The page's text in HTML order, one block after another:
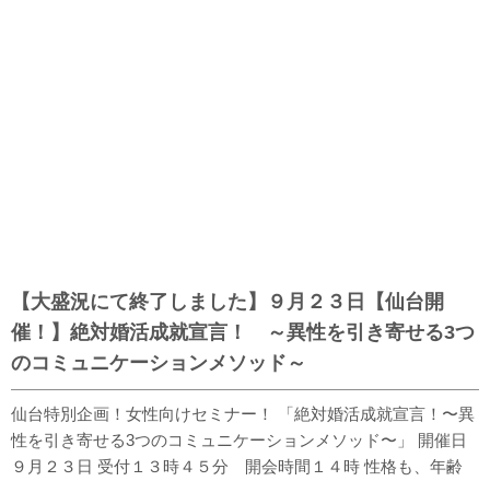
【大盛況にて終了しました】９月２３日【仙台開
催！】絶対婚活成就宣言！ ～異性を引き寄せる3つ
のコミュニケーションメソッド～
仙台特別企画！女性向けセミナー！ 「絶対婚活成就宣言！〜異
性を引き寄せる3つのコミュニケーションメソッド〜」 開催日
９月２３日 受付１３時４５分 開会時間１４時 性格も、年齢